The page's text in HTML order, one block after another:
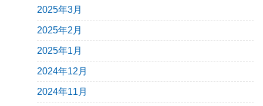
2025年3月
2025年2月
2025年1月
2024年12月
2024年11月